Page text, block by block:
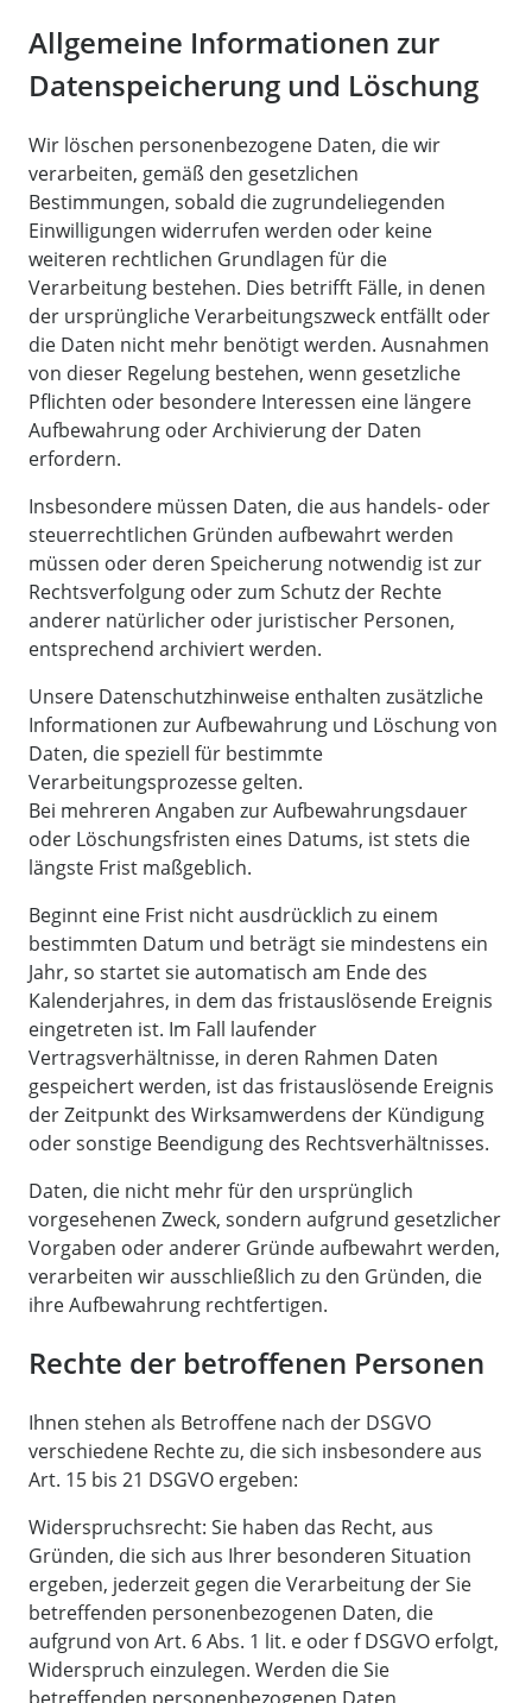
Allgemeine Informationen zur
Datenspeicherung und Löschung
Wir löschen personenbezogene Daten, die wir
verarbeiten, gemäß den gesetzlichen
Bestimmungen, sobald die zugrundeliegenden
Einwilligungen widerrufen werden oder keine
weiteren rechtlichen Grundlagen für die
Verarbeitung bestehen. Dies betrifft Fälle, in denen
der ursprüngliche Verarbeitungszweck entfällt oder
die Daten nicht mehr benötigt werden. Ausnahmen
von dieser Regelung bestehen, wenn gesetzliche
Pflichten oder besondere Interessen eine längere
Aufbewahrung oder Archivierung der Daten
erfordern.
Insbesondere müssen Daten, die aus handels- oder
steuerrechtlichen Gründen aufbewahrt werden
müssen oder deren Speicherung notwendig ist zur
Rechtsverfolgung oder zum Schutz der Rechte
anderer natürlicher oder juristischer Personen,
entsprechend archiviert werden.
Unsere Datenschutzhinweise enthalten zusätzliche
Informationen zur Aufbewahrung und Löschung von
Daten, die speziell für bestimmte
Verarbeitungsprozesse gelten.
Bei mehreren Angaben zur Aufbewahrungsdauer
oder Löschungsfristen eines Datums, ist stets die
längste Frist maßgeblich.
Beginnt eine Frist nicht ausdrücklich zu einem
bestimmten Datum und beträgt sie mindestens ein
Jahr, so startet sie automatisch am Ende des
Kalenderjahres, in dem das fristauslösende Ereignis
eingetreten ist. Im Fall laufender
Vertragsverhältnisse, in deren Rahmen Daten
gespeichert werden, ist das fristauslösende Ereignis
der Zeitpunkt des Wirksamwerdens der Kündigung
oder sonstige Beendigung des Rechtsverhältnisses.
Daten, die nicht mehr für den ursprünglich
vorgesehenen Zweck, sondern aufgrund gesetzlicher
Vorgaben oder anderer Gründe aufbewahrt werden,
verarbeiten wir ausschließlich zu den Gründen, die
ihre Aufbewahrung rechtfertigen.
Rechte der betroffenen Personen
Ihnen stehen als Betroffene nach der DSGVO
verschiedene Rechte zu, die sich insbesondere aus
Art. 15 bis 21 DSGVO ergeben:
Widerspruchsrecht: Sie haben das Recht, aus
Gründen, die sich aus Ihrer besonderen Situation
ergeben, jederzeit gegen die Verarbeitung der Sie
betreffenden personenbezogenen Daten, die
aufgrund von Art. 6 Abs. 1 lit. e oder f DSGVO erfolgt,
Widerspruch einzulegen. Werden die Sie